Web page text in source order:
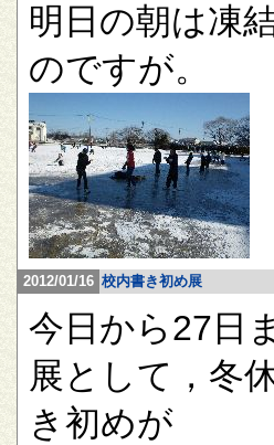
明日の朝は凍
のですが。
2012/01/16 校内書き初め展
今日から27日
展として，冬
き初めが